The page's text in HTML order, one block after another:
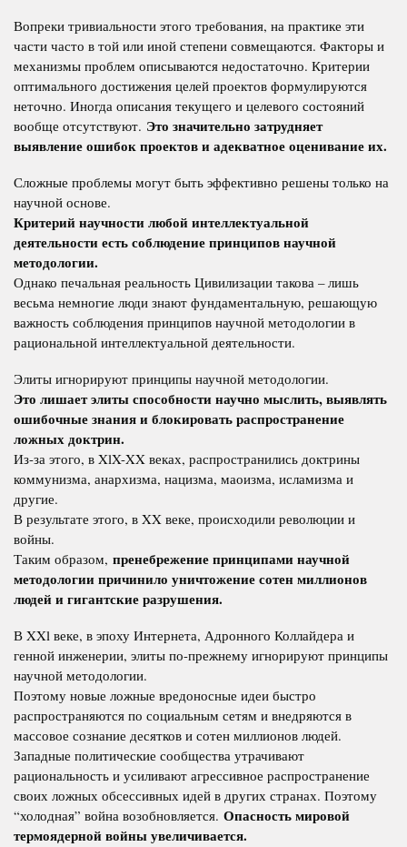
Вопреки тривиальности этого требования, на практике эти
части часто в той или иной степени совмещаются. Факторы и
механизмы проблем описываются недостаточно. Критерии
оптимального достижения целей проектов формулируются
неточно. Иногда описания текущего и целевого состояний
вообще отсутствуют. Это значительно затрудняет
выявление ошибок проектов и адекватное оценивание их.
Сложные проблемы могут быть эффективно решены только на
научной основе.
Критерий научности любой интеллектуальной
деятельности есть соблюдение принципов научной
методологии.
Однако печальная реальность Цивилизации такова – лишь
весьма немногие люди знают фундаментальную, решающую
важность соблюдения принципов научной методологии в
рациональной интеллектуальной деятельности.
Элиты игнорируют принципы научной методологии.
Это лишает элиты способности научно мыслить, выявлять
ошибочные знания и блокировать распространение
ложных доктрин.
Из-за этого, в XlX-XX веках, распространились доктрины
коммунизма, анархизма, нацизма, маоизма, исламизма и
другие.
В результате этого, в XX веке, происходили революции и
войны.
Таким образом, пренебрежение принципами научной
методологии причинило уничтожение сотен миллионов
людей и гигантские разрушения.
В XXl веке, в эпоху Интернета, Адронного Коллайдера и
генной инженерии, элиты по-прежнему игнорируют принципы
научной методологии.
Поэтому новые ложные вредоносные идеи быстро
распространяются по социальным сетям и внедряются в
массовое сознание десятков и сотен миллионов людей.
Западные политические сообщества утрачивают
рациональность и усиливают агрессивное распространение
своих ложных обсессивных идей в других странах. Поэтому
“холодная” война возобновляется. Опасность мировой
термоядерной войны увеличивается.